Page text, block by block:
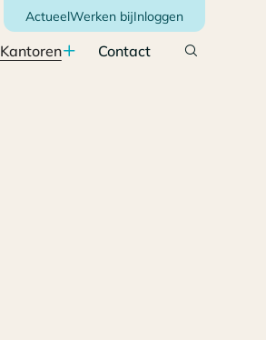
Inloggen
Werken bij
Actueel
Contact
Kantoren